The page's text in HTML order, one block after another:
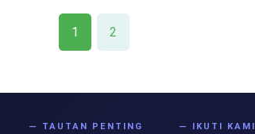
1 2
— TAUTAN PENTING — IKUTI KAMI